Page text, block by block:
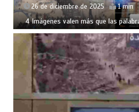
26 de diciembre de 2025 1 min
4 Imágenes valen más que las